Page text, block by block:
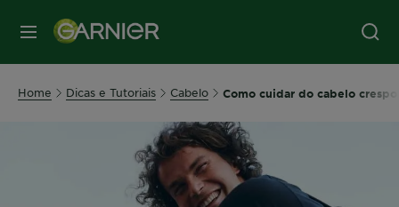
MENU
Home Dicas e Tutoriais Cabelo Como cuidar do cabelo